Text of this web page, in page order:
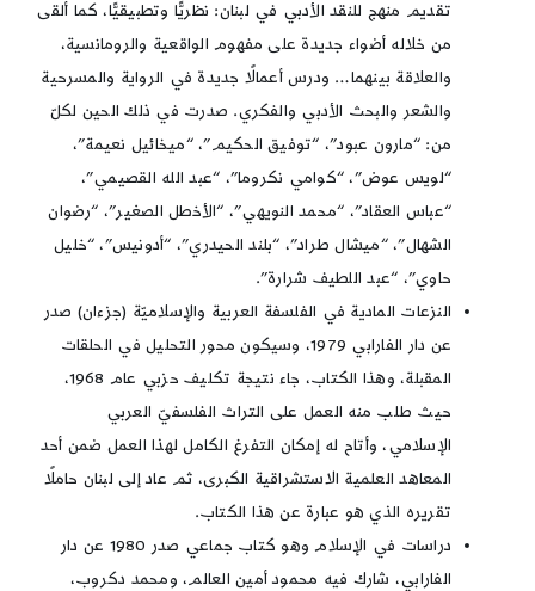
تقديم منهج للنقد الأدبي في لبنان: نظريًّا وتطبيقيًّا، كما ألقى
من خلاله أضواء جديدة على مفهوم الواقعية والرومانسية،
والعلاقة بينهما… ودرس أعمالًا جديدة في الرواية والمسرحية
والشعر والبحث الأدبي والفكري. صدرت في ذلك الحين لكلّ
من: “مارون عبود”، “توفيق الحكيم”، “ميخائيل نعيمة”،
“لويس عوض”، “كوامي نكروما”، “عبد الله القصيمي”،
“عباس العقاد”، “محمد النويهي”، “الأخطل الصغير”، “رضوان
الشهال”، “ميشال طراد”، “بلند الحيدري”، “أدونيس”، “خليل
حاوي”، “عبد اللطيف شرارة”.
النزعات المادية في الفلسفة العربية والإسلاميّة (جزءان) صدر
عن دار الفارابي 1979، وسيكون محور التحليل في الحلقات
المقبلة، وهذا الكتاب، جاء نتيجة تكليف حزبي عام 1968،
حيث طلب منه العمل على التراث الفلسفيّ العربي
الإسلامي، وأتاح له إمكان التفرغ الكامل لهذا العمل ضمن أحد
المعاهد العلمية الاستشراقية الكبرى، ثم عاد إلى لبنان حاملًا
تقريره الذي هو عبارة عن هذا الكتاب.
دراسات في الإسلام وهو كتاب جماعي صدر 1980 عن دار
الفارابي، شارك فيه محمود أمين العالم، ومحمد دكروب،